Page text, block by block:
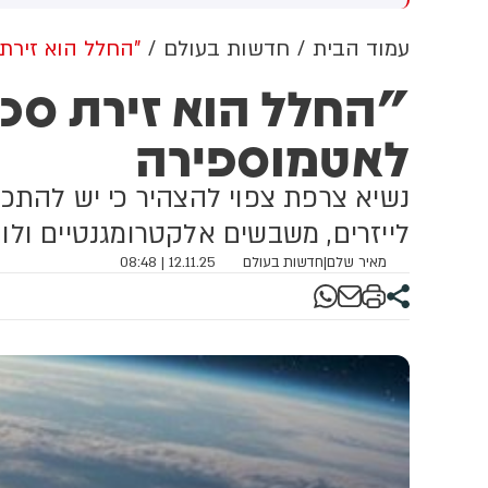
של חזבאללה, לא מאשים את
אתמול הגדיר בהודעה רשמית
את האירוע כ״הפרה בוטה של
ארגון הטרור חזבאללה״
עמוד הבית חדשות בעולם "החלל הוא
"החלל הוא זירת
לאטמוספירה
נשיא צרפת צפוי להצהיר כי יש
לייזרים, משבשים אלקטרומגנטיים
מאיר שלם|חדשות בעולם 12.11.25 | 08:48